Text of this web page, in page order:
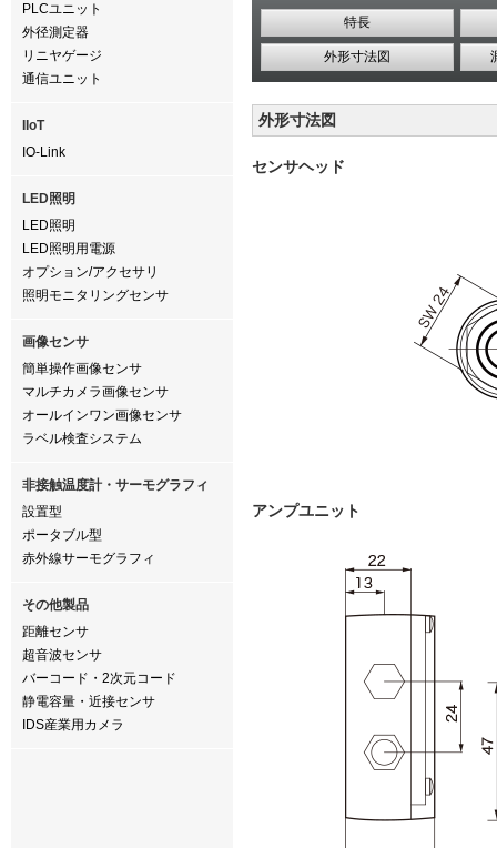
PLCユニット
外径測定器
リニヤゲージ
通信ユニット
IIoT
IO-Link
LED照明
LED照明
LED照明用電源
オプション/アクセサリ
照明モニタリングセンサ
画像センサ
簡単操作画像センサ
マルチカメラ画像センサ
オールインワン画像センサ
ラベル検査システム
非接触温度計・サーモグラフィ
設置型
ポータブル型
赤外線サーモグラフィ
その他製品
距離センサ
超音波センサ
バーコード・2次元コード
静電容量・近接センサ
IDS産業用カメラ
特長
外形寸法図
外形寸法図
センサヘッド
アンプユニット